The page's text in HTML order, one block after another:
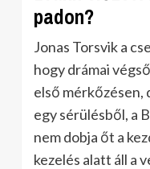
padon?
Jonas Torsvik a
hogy drámai
első mérkőzésen,
egy sérülésből, a
nem dobja őt a
kezelés alatt áll a